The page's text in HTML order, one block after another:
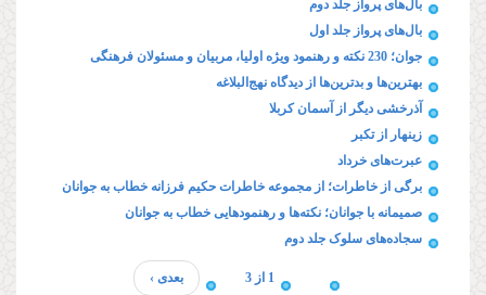
بال‌های پرواز جلد دوم
بال‌های پرواز جلد اول
جوان؛ 230 نکته و رهنمود ویژه‌ اولیا، مربیان و مسئولان فرهنگی
بهترین‌ها و بدترین‌ها از دیدگاه نهج‌البلاغه
آذرخشی‌ دیگر‌ از‌ آسمان‌ کربلا
زینهار از تکبر
عبرت‌های خرداد
برگی از خاطرات؛ از مجموعه خاطرات حکیم فرزانه خطاب به جوانان
صمیمانه با جوانان؛ نکته‌ها و رهنمودهایی خطاب به جوانان
سجاده‌های سلوک جلد دوم
1 از 3 بعدی ›